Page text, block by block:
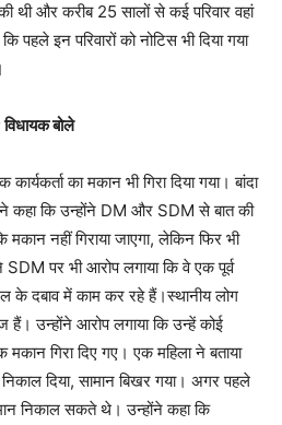
थी और करीब 25 सालों से कई परिवार वहां
इन परिवारों को नोटिस भी दिया गया
बोले
का मकान भी गिरा दिया गया। बांदा
ने कहा कि उन्होंने DM और SDM से बात की
नहीं गिराया जाएगा, लेकिन फिर भी
SDM पर भी आरोप लगाया कि वे एक पूर्व
के दबाव में काम कर रहे हैं।स्थानीय लोग
हैं। उन्होंने आरोप लगाया कि उन्हें कोई
गिरा दिए गए। एक महिला ने बताया
दिया, सामान बिखर गया। अगर पहले
निकाल सकते थे। उन्होंने कहा कि